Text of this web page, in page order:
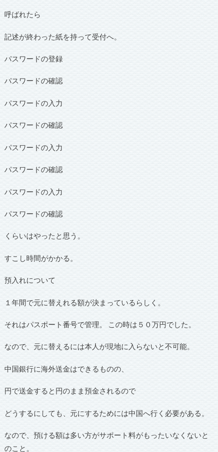
呼ばれたら
記述が終わった紙を持って受付へ。
パスワードの登録
パスワードの確認
パスワードの入力
パスワードの確認
パスワードの入力
パスワードの確認
パスワードの入力
パスワードの確認
くらいはやったと思う。
すこし時間がかかる。
預入れについて
１年間で元に替えれる額が決まっているらしく。
それはパスポート番号で管理。 この時は５０万円でした。
なので、元に替えるには本人が現地に入らないと不可能。
中国銀行に海外送金はできるものの、
円で送金すると円のまま預金されるので
どうするにしても、元にするためには中国へ行く必要がある。
なので、預ける額は多い方がサポート料がもったいなくないと
のこと。